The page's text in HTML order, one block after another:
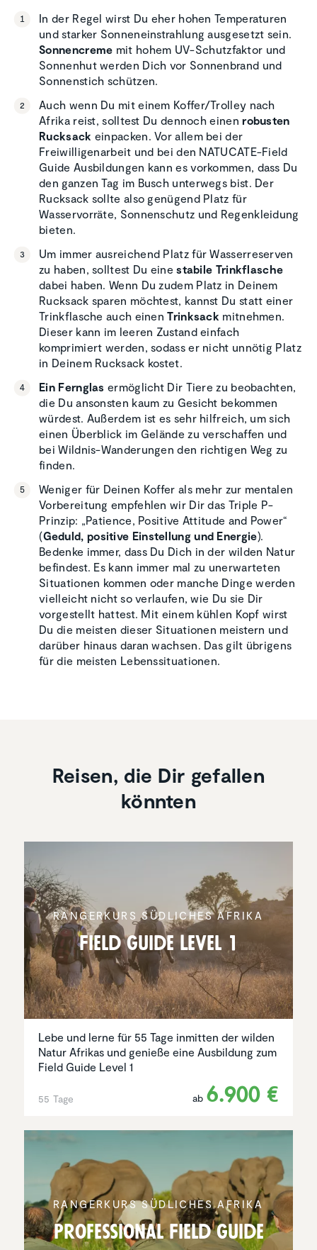
In der Regel wirst Du eher hohen Temperaturen
und starker Sonneneinstrahlung ausgesetzt sein.
Sonnencreme mit hohem UV-Schutzfaktor und
Sonnenhut werden Dich vor Sonnenbrand und
Sonnenstich schützen.
Auch wenn Du mit einem Koffer/Trolley nach
Afrika reist, solltest Du dennoch einenrobusten
Rucksack einpacken. Vor allem bei der
Freiwilligenarbeit und bei den NATUCATE-Field
Guide Ausbildungen kann es vorkommen, dass Du
den ganzen Tag im Busch unterwegs bist. Der
Rucksack sollte also genügend Platz für
Wasservorräte, Sonnenschutz und Regenkleidung
bieten.
Um immer ausreichend Platz für Wasserreserven
zu haben, solltest Du einestabile Trinkflasche
dabei haben. Wenn Du zudem Platz in Deinem
Rucksack sparen möchtest, kannst Du statt einer
Trinkflasche auch einenTrinksack mitnehmen.
Dieser kann im leeren Zustand einfach
komprimiert werden, sodass er nicht unnötig Platz
in Deinem Rucksack kostet.
Ein Fernglas ermöglicht Dir Tiere zu beobachten,
die Du ansonsten kaum zu Gesicht bekommen
würdest. Außerdem ist es sehr hilfreich, um sich
einen Überblick im Gelände zu verschaffen und
bei Wildnis-Wanderungen den richtigen Weg zu
finden.
Weniger für Deinen Koffer als mehr zur mentalen
Vorbereitung empfehlen wir Dir das Triple P-
Prinzip: „Patience, Positive Attitude and Power“
(Geduld, positive Einstellung und Energie).
Bedenke immer, dass Du Dich in der wilden Natur
befindest. Es kann immer mal zu unerwarteten
Situationen kommen oder manche Dinge werden
vielleicht nicht so verlaufen, wie Du sie Dir
vorgestellt hattest. Mit einem kühlen Kopf wirst
Du die meisten dieser Situationen meistern und
darüber hinaus daran wachsen. Das gilt übrigens
für die meisten Lebenssituationen.
Reisen, die Dir gefallen
könnten
RANGER­KURS SÜDLICHES AFRIKA
Field Guide Level 1
Lebe und lerne für 55 Tage inmitten der wilden
Natur Afrikas und genieße eine Ausbildung zum
Field Guide Level 1
55 Tage ab 6.900 €
RANGER­KURS SÜDLICHES AFRIKA
Profes­sional Field Guide